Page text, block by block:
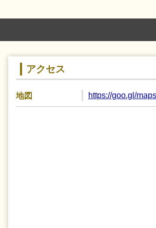
アクセス
地図 https://goo.gl/